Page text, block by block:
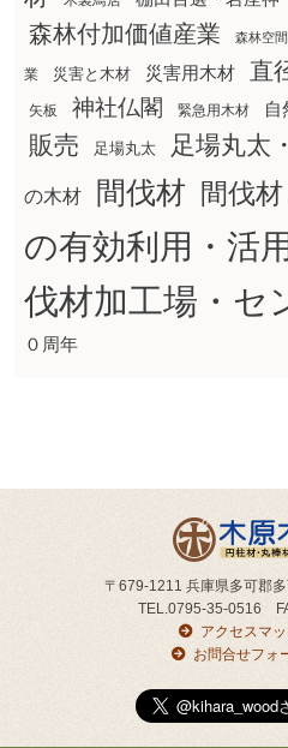
森林付加価値産業 森林空
業 災害と木材 災害用木材 直
矢板 神社仏閣 緊急用木材 自
販売 足場丸太 足場丸太
の木材 間伐材 間伐
の有効利用・活用
伐材加工場・セ
０周年
〒679-1211 兵庫県多可郡
TEL.0795-35-0516
アクセスマ
お問合せフォ